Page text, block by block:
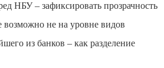
НБУ – зафиксировать прозрачность
возможно не на уровне видов
из банков – как разделение